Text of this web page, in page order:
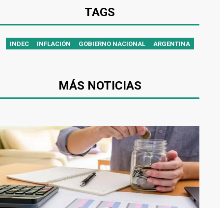
TAGS
INDEC INFLACIÓN GOBIERNO NACIONAL ARGENTINA
MÁS NOTICIAS